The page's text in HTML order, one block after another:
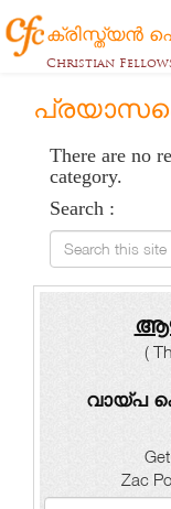
ക്രിസ്ത്യന്‍
Christian
There are no
category.
Search :
Search this site
(
വായ്പ
Zac